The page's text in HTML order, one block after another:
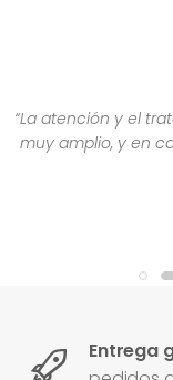
“La atención y el
muy amplio, y en
Entrega